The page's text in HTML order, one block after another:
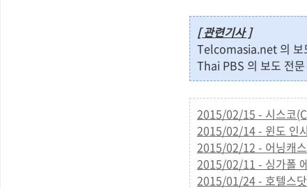
[ 관련기사 ]
Telcomasia.net 의 보
Thai PBS 의 보도 전문
2015/02/15 - 시스코
2015/02/14 - 윈도 인
2015/02/12 - 어닝캐
2015/02/11 - 싱가폴
2015/01/24 - 호텔스